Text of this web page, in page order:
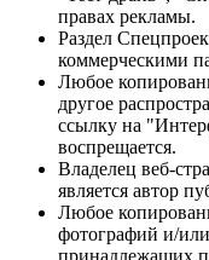
правах рекламы.
Раздел
коммерческими
Любое
другое
ссылку на
воспрещается.
Владелец веб-
является автор
Любое
фотографий и/